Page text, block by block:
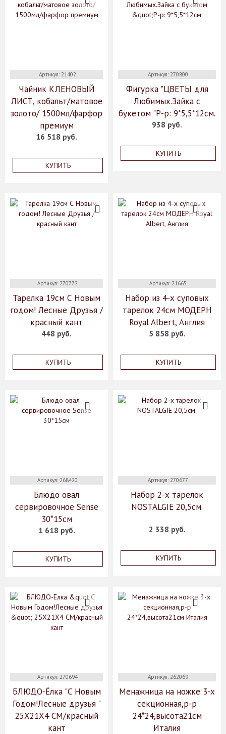
Артикул: 21402
Чайник КЛЕНОВЫЙ
ЛИСТ, кобальт/матовое
золото/ 1500мл/фарфор
премиум
16 518 руб.
КУПИТЬ
Артикул: 270800
Фигурка "ЦВЕТЫ для
Любимых.Зайка с
букетом "Р-р: 9*5,5*12см.
938 руб.
КУПИТЬ
Артикул: 270772
Тарелка 19см С Новым
годом! Лесные Друзья /
красный кант
448 руб.
КУПИТЬ
Артикул: 21665
Набор из 4-х суповых
тарелок 24см МОДЕРН
Royal Albert, Англия
5 858 руб.
КУПИТЬ
Артикул: 268420
Блюдо овал
сервировочное Sense
30*15см
1 618 руб.
КУПИТЬ
Артикул: 270677
Набор 2-х тарелок
NOSTALGIE 20,5см.
2 338 руб.
КУПИТЬ
Артикул: 270694
БЛЮДО-Ёлка "С Новым
Годом!Лесные друзья "
25Х21Х4 СМ/красный
кант
Артикул: 262069
Менажница на ножке 3-х
секционная,р-р
24*24,высота21см
Италия